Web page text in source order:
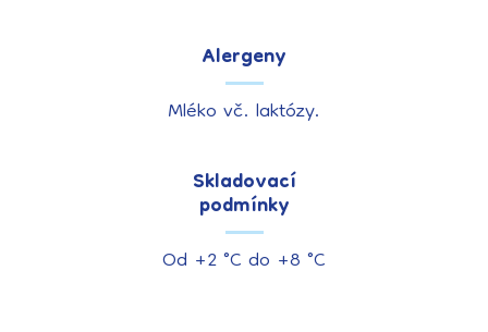
Alergeny
Mléko vč. laktózy.
Skladovací
podmínky
Od +2 °C do +8 °C